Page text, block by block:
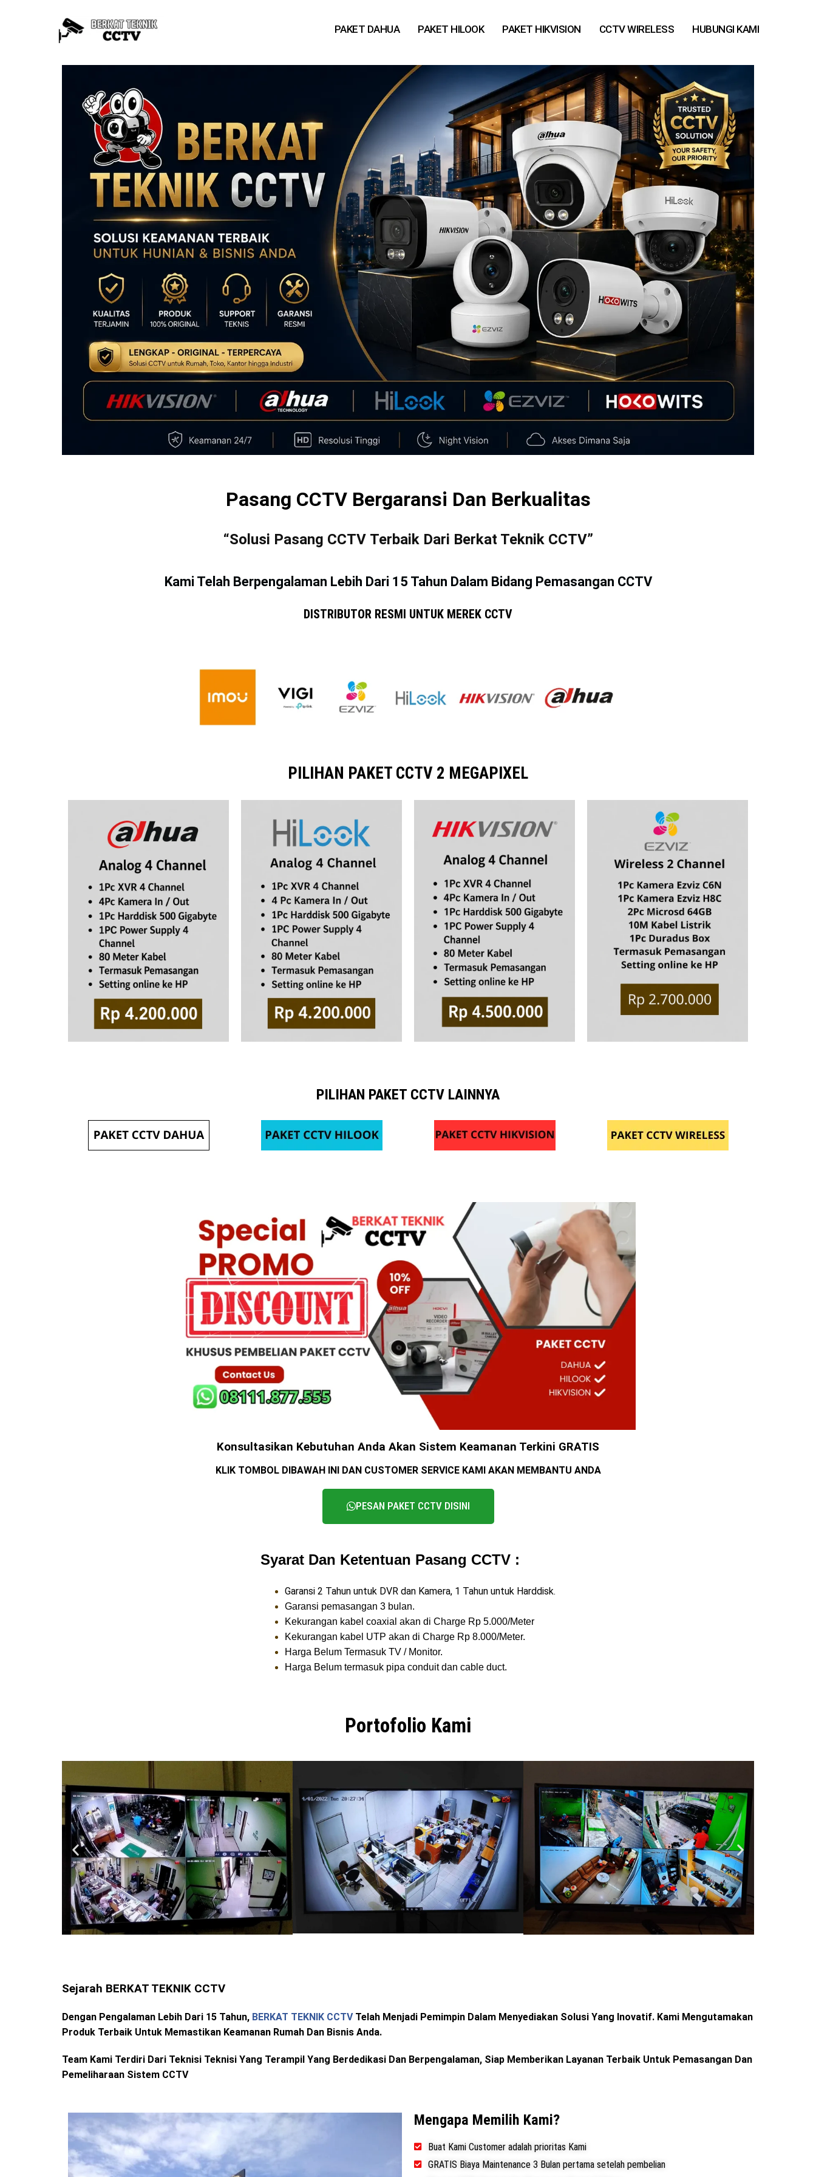
PAKET DAHUA PAKET HILOOK PAKET HIKVISION CCTV WIRELESS HUBUNGI KAMI
Pasang CCTV Bergaransi Dan Berkualitas
“Solusi Pasang CCTV Terbaik Dari Berkat Teknik CCTV”
Kami Telah Berpengalaman Lebih Dari 15 Tahun Dalam Bidang Pemasangan CCTV
DISTRIBUTOR RESMI UNTUK MEREK CCTV
PILIHAN PAKET CCTV 2 MEGAPIXEL
PILIHAN PAKET CCTV LAINNYA
Konsultasikan Kebutuhan Anda Akan Sistem Keamanan Terkini GRATIS
KLIK TOMBOL DIBAWAH INI DAN CUSTOMER SERVICE KAMI AKAN MEMBANTU ANDA
PESAN PAKET CCTV DISINI
Syarat Dan Ketentuan Pasang CCTV :
Garansi 2 Tahun untuk DVR dan Kamera, 1 Tahun untuk Harddisk.
Garansi pemasangan 3 bulan.
Kekurangan kabel coaxial akan di Charge Rp 5.000/Meter
Kekurangan kabel UTP akan di Charge Rp 8.000/Meter.
Harga Belum Termasuk TV / Monitor.
Harga Belum termasuk pipa conduit dan cable duct.
Portofolio Kami
Sejarah BERKAT TEKNIK CCTV
Dengan Pengalaman Lebih Dari 15 Tahun, BERKAT TEKNIK CCTVTelah Menjadi Pemimpin Dalam Menyediakan Solusi Yang Inovatif. Kami Mengutamakan
Produk Terbaik Untuk Memastikan Keamanan Rumah Dan Bisnis Anda.
Team Kami Terdiri Dari Teknisi Teknisi Yang Terampil Yang Berdedikasi Dan Berpengalaman, Siap Memberikan Layanan Terbaik Untuk Pemasangan Dan
Pemeliharaan Sistem CCTV
Mengapa Memilih Kami?
Buat Kami Customer adalah prioritas Kami
GRATIS Biaya Maintenance 3 Bulan pertama setelah pembelian